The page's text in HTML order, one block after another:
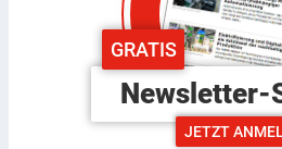
GRATIS
Newsletter-
JETZT